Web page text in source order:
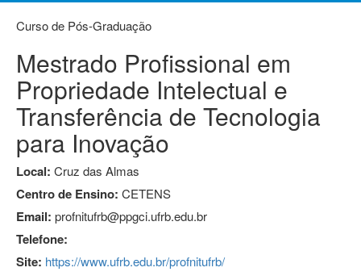
Curso de Pós-Graduação
Mestrado Profissional em
Propriedade Intelectual e
Transferência de Tecnologia
para Inovação
Local: Cruz das Almas
Centro de Ensino: CETENS
Email: profnitufrb@ppgci.ufrb.edu.br
Telefone:
Site: https://www.ufrb.edu.br/profnitufrb/